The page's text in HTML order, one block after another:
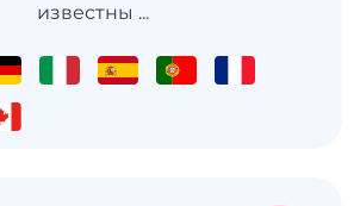
известны ...